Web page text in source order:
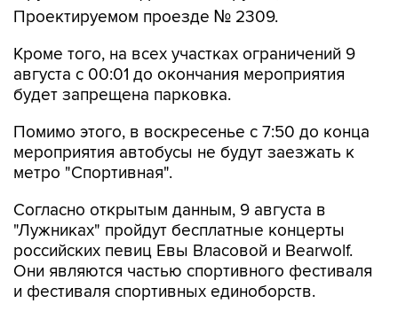
Кроме того, на всех участках ограничений 9
будет запрещена парковка.
Помимо этого, в воскресенье с 7:50 до конца
метро "Спортивная".
Согласно открытым данным, 9 августа в
российских певиц Евы Власовой и Bearwolf.
Они являются частью спортивного фестиваля
и фестиваля спортивных единоборств.
Фрунзенская Лужники